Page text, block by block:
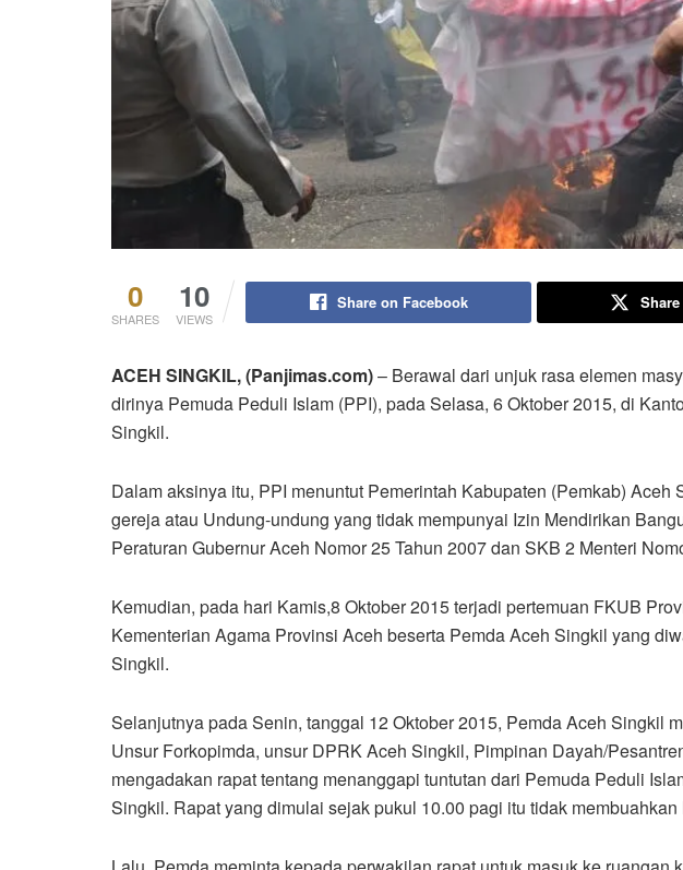
0
SHARES
10
VIEWS
Share on Facebook
ACEH SINGKIL, (Panjimas.com)– Berawal dari unjuk rasa elemen
dirinya Pemuda Peduli Islam (PPI), pada Selasa, 6 Oktober 2015, di
Singkil.
Dalam aksinya itu, PPI menuntut Pemerintah Kabupaten (Pemkab) Aceh
gereja atau Undung-undung yang tidak mempunyai Izin Mendirikan
Peraturan Gubernur Aceh Nomor 25 Tahun 2007 dan SKB 2 Menteri
Kemudian, pada hari Kamis,8 Oktober 2015 terjadi pertemuan FKUB
Kementerian Agama Provinsi Aceh beserta Pemda Aceh Singkil yang
Singkil.
Selanjutnya pada Senin, tanggal 12 Oktober 2015, Pemda Aceh Singkil
Unsur Forkopimda, unsur DPRK Aceh Singkil, Pimpinan Dayah/
mengadakan rapat tentang menanggapi tuntutan dari Pemuda Peduli
Singkil. Rapat yang dimulai sejak pukul 10.00 pagi itu tidak membuahkan